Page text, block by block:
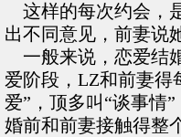
这样的每次约会，
出不同意见，前妻说
一般来说，恋爱结
爱阶段，LZ和前妻得
爱”，顶多叫“谈事情
婚前和前妻接触得整